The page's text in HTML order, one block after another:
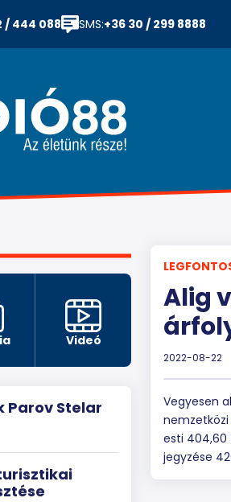
/ 444 088 SMS:+36 30 / 299 8888
Videó
Parov Stelar
Alig
2022-08-22
Vegyesen
esti 404,60
jegyzése